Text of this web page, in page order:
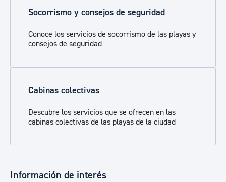
Socorrismo y consejos de seguridad
Conoce los servicios de socorrismo de las playas y
consejos de seguridad
Cabinas colectivas
Descubre los servicios que se ofrecen en las
cabinas colectivas de las playas de la ciudad
Información de interés